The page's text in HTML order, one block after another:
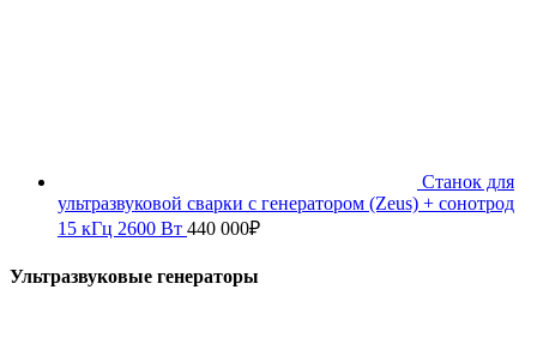
Станок для
ультразвуковой сварки с генератором (Zeus) + сонотрод
15 кГц 2600 Вт 440 000₽
Ультразвуковые генераторы